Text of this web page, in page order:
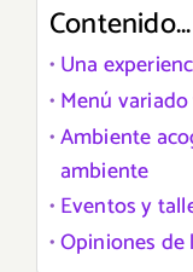
Contenido...
Una
Menú
Ambiente
ambiente
Eventos y
Opiniones de